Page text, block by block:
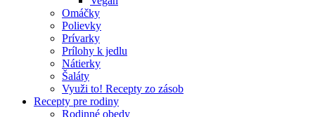
Omáčky
Polievky
Prívarky
Prílohy k jedlu
Nátierky
Šaláty
Využi to! Recepty zo zásob
Recepty pre rodiny
Rodinné obedy